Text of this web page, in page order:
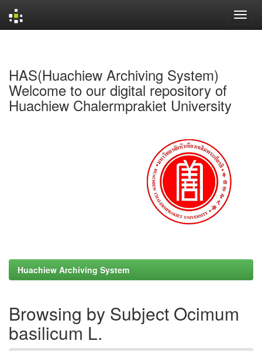
HAS(Huachiew Archiving System)
Welcome to our digital repository of
Huachiew Chalermprakiet University
Huachiew Archiving System
Browsing by Subject Ocimum
basilicum L.